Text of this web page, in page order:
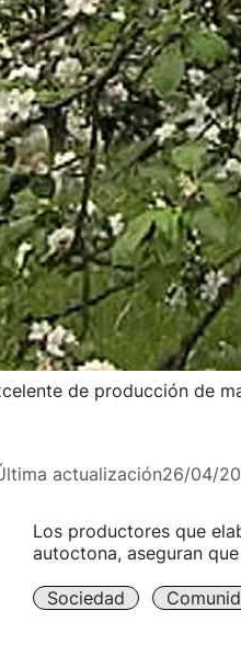
de producción de
actualización26/04/
Los productores que
autoctona, aseguran
Sociedad